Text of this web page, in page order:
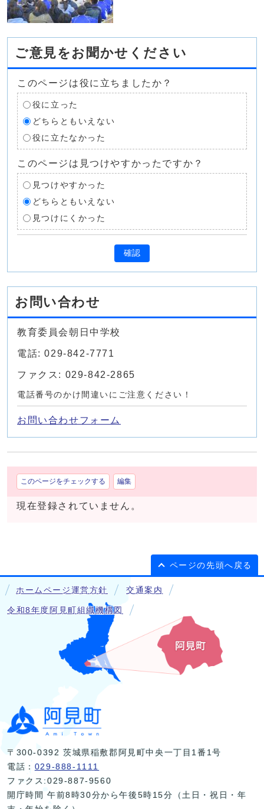
ご意見をお聞かせください
このページは役に立ちましたか？
役に立った
どちらともいえない
役に立たなかった
このページは見つけやすかったですか？
見つけやすかった
どちらともいえない
見つけにくかった
確認
お問い合わせ
教育委員会朝日中学校
電話: 029-842-7771
ファクス: 029-842-2865
電話番号のかけ間違いにご注意ください！
お問い合わせフォーム
このページをチェックする 編集
現在登録されていません。
ページの先頭へ戻る
ホームページ運営方針 交通案内
令和8年度阿見町組織機構図
〒300-0392 茨城県稲敷郡阿見町中央一丁目1番1号
電話： 029-888-1111
ファクス:029-887-9560
開庁時間 午前8時30分から午後5時15分（土日・祝日・年